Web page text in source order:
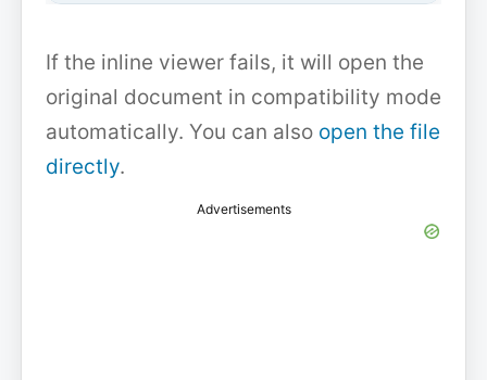
If the inline viewer fails, it will open the
original document in compatibility mode
automatically. You can also open the file
directly.
Advertisements